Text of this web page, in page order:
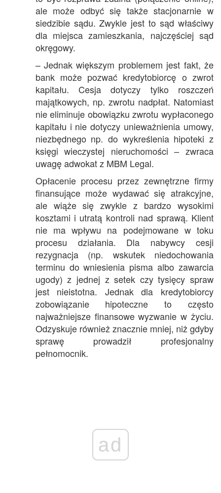
ale może odbyć się także stacjonarnie w
siedzibie sądu. Zwykle jest to sąd właściwy
dla miejsca zamieszkania, najczęściej sąd
okręgowy.
– Jednak większym problemem jest fakt, że
bank może pozwać kredytobiorcę o zwrot
kapitału. Cesja dotyczy tylko roszczeń
majątkowych, np. zwrotu nadpłat. Natomiast
nie eliminuje obowiązku zwrotu wypłaconego
kapitału i nie dotyczy unieważnienia umowy,
niezbędnego np. do wykreślenia hipoteki z
księgi wieczystej nieruchomości – zwraca
uwagę adwokat z MBM Legal.
Opłacenie procesu przez zewnętrzne firmy
finansujące może wydawać się atrakcyjne,
ale wiąże się zwykle z bardzo wysokimi
kosztami i utratą kontroli nad sprawą. Klient
nie ma wpływu na podejmowane w toku
procesu działania. Dla nabywcy cesji
rezygnacja (np. wskutek niedochowania
terminu do wniesienia pisma albo zawarcia
ugody) z jednej z setek czy tysięcy spraw
jest nieistotna. Jednak dla kredytobiorcy
zobowiązanie hipoteczne to często
najważniejsze finansowe wyzwanie w życiu.
Odzyskuje również znacznie mniej, niż gdyby
sprawę prowadził profesjonalny
pełnomocnik.
ad